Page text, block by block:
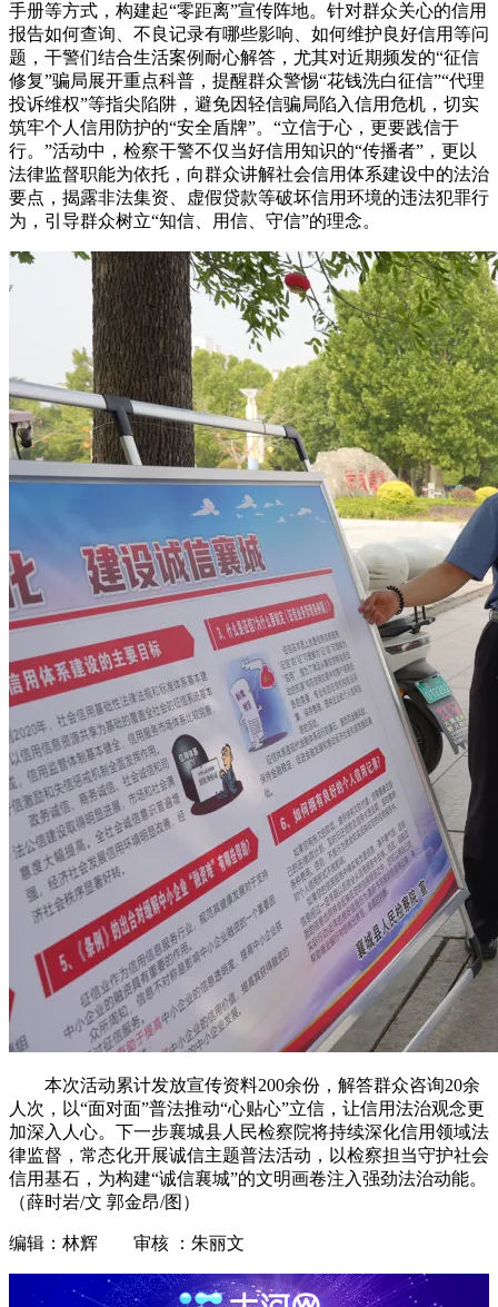
手册等方式，构建起“零距离”宣传阵地。针对群众关心的信用
报告如何查询、不良记录有哪些影响、如何维护良好信用等问
题，干警们结合生活案例耐心解答，尤其对近期频发的“征信
修复”骗局展开重点科普，提醒群众警惕“花钱洗白征信”“代理
投诉维权”等指尖陷阱，避免因轻信骗局陷入信用危机，切实
筑牢个人信用防护的“安全盾牌”。“立信于心，更要践信于
行。”活动中，检察干警不仅当好信用知识的“传播者”，更以
法律监督职能为依托，向群众讲解社会信用体系建设中的法治
要点，揭露非法集资、虚假贷款等破坏信用环境的违法犯罪行
为，引导群众树立“知信、用信、守信”的理念。
本次活动累计发放宣传资料200余份，解答群众咨询20余
人次，以“面对面”普法推动“心贴心”立信，让信用法治观念更
加深入人心。下一步襄城县人民检察院将持续深化信用领域法
律监督，常态化开展诚信主题普法活动，以检察担当守护社会
信用基石，为构建“诚信襄城”的文明画卷注入强劲法治动能。
（薛时岩/文 郭金昂/图）
编辑：林辉 审核 ：朱丽文